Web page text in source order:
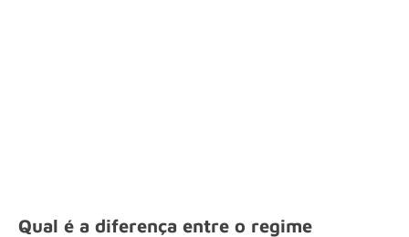
Qual é a diferença entre o regime